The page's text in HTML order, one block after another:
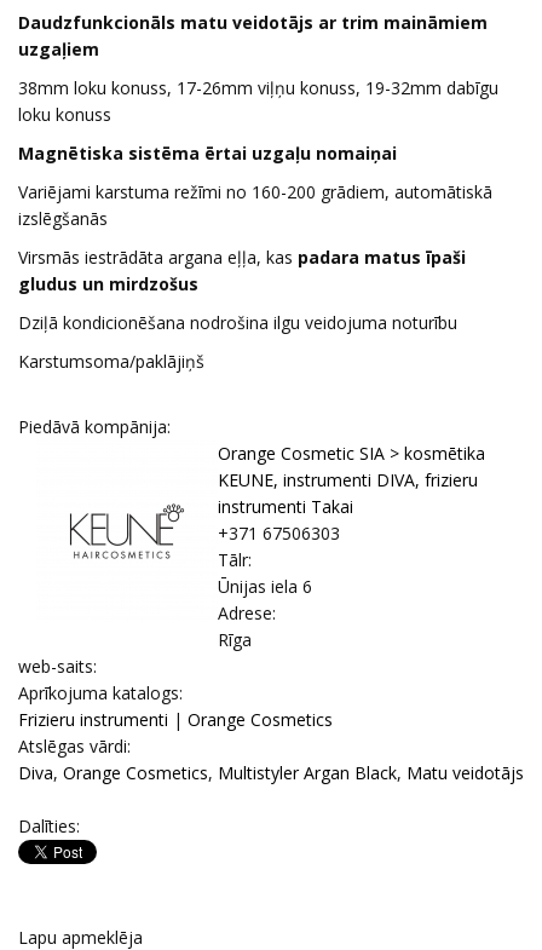
Daudzfunkcionāls matu veidotājs ar trim maināmiem
uzgaļiem
38mm loku konuss, 17-26mm viļņu konuss, 19-32mm dabīgu
loku konuss
Magnētiska sistēma ērtai uzgaļu nomaiņai
Variējami karstuma režīmi no 160-200 grādiem, automātiskā
izslēgšanās
Virsmās iestrādāta argana eļļa, kas padara matus īpaši
gludus un mirdzošus
Dziļā kondicionēšana nodrošina ilgu veidojuma noturību
Karstumsoma/paklājiņš
Piedāvā kompānija:
Orange Cosmetic SIA > kosmētika
KEUNE, instrumenti DIVA, frizieru
instrumenti Takai
+371 67506303
Tālr:
Ūnijas iela 6
Adrese:
Rīga
web-saits:
Aprīkojuma katalogs:
Frizieru instrumenti | Orange Cosmetics
Atslēgas vārdi:
Diva, Orange Cosmetics, Multistyler Argan Black, Matu veidotājs
Dalīties:
Lapu apmeklēja